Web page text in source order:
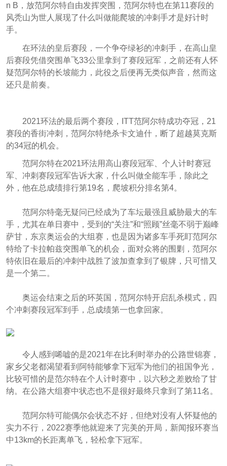
n B，放范阿尔特自由发挥突围，范阿尔特也在第11赛段的
风秃山为世人展现了什么叫做能爬坡的冲刺手才是好计时
手。
在环法的皇后赛段，一个争夺绿衫的冲刺手，在高山皇
后赛段凭借突围单飞33公里拿到了赛段冠军，之前还有人怀
疑范阿尔特的长坡能力，此役之后便再无类似声音，然而这
还只是前奏。
2021环法的最后两个赛段，ITT范阿尔特成功夺冠，21
赛段的香街冲刺，范阿尔特绝杀卡文迪什，断了超越莫克斯
的34冠的机会。
范阿尔特在2021环法用高山赛段冠军、个人计时赛冠
军、冲刺赛段冠军告诉大家，什么叫做全能车手，除此之
外，他在总成绩排行第19名，爬坡积分排名第4。
范阿尔特毫无疑问已经成为了车坛最强且威胁最大的车
手，尤其在单日赛中，受到的“关注”和“照顾”丝毫不弱于巅峰
萨甘，东京奥运会的大组赛，也是因为诸多车手死盯范阿尔
特给了卡拉帕兹突围单飞的机会，面对众将的围剿，范阿尔
特依旧在最后的冲刺中战胜了波加查拿到了银牌，只可惜又
是一个第二。
奥运会结束之后的环英国，范阿尔特开启乱杀模式，四
个冲刺赛段冠军到手，总成绩第一也拿回家。
令人感到唏嘘的是2021年在比利时举办的公路世锦赛，
家乡父老都渴望看到阿特能够拿下冠军为他们的祖国争光，
比较可惜的是范尔特在个人计时赛中，以六秒之差败给了甘
纳。在公路大组赛中状态也不是很好最终只拿到了第11名。
范阿尔特可能偶尔会状态不好，但绝对没有人怀疑他的
实力不行，2022赛季他就迎来了完美的开局，新闻报环赛当
中13km的长距离单飞，轻松拿下冠军。